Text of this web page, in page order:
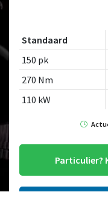
Standaard
150 pk
270 Nm
110 kW
Particulier?